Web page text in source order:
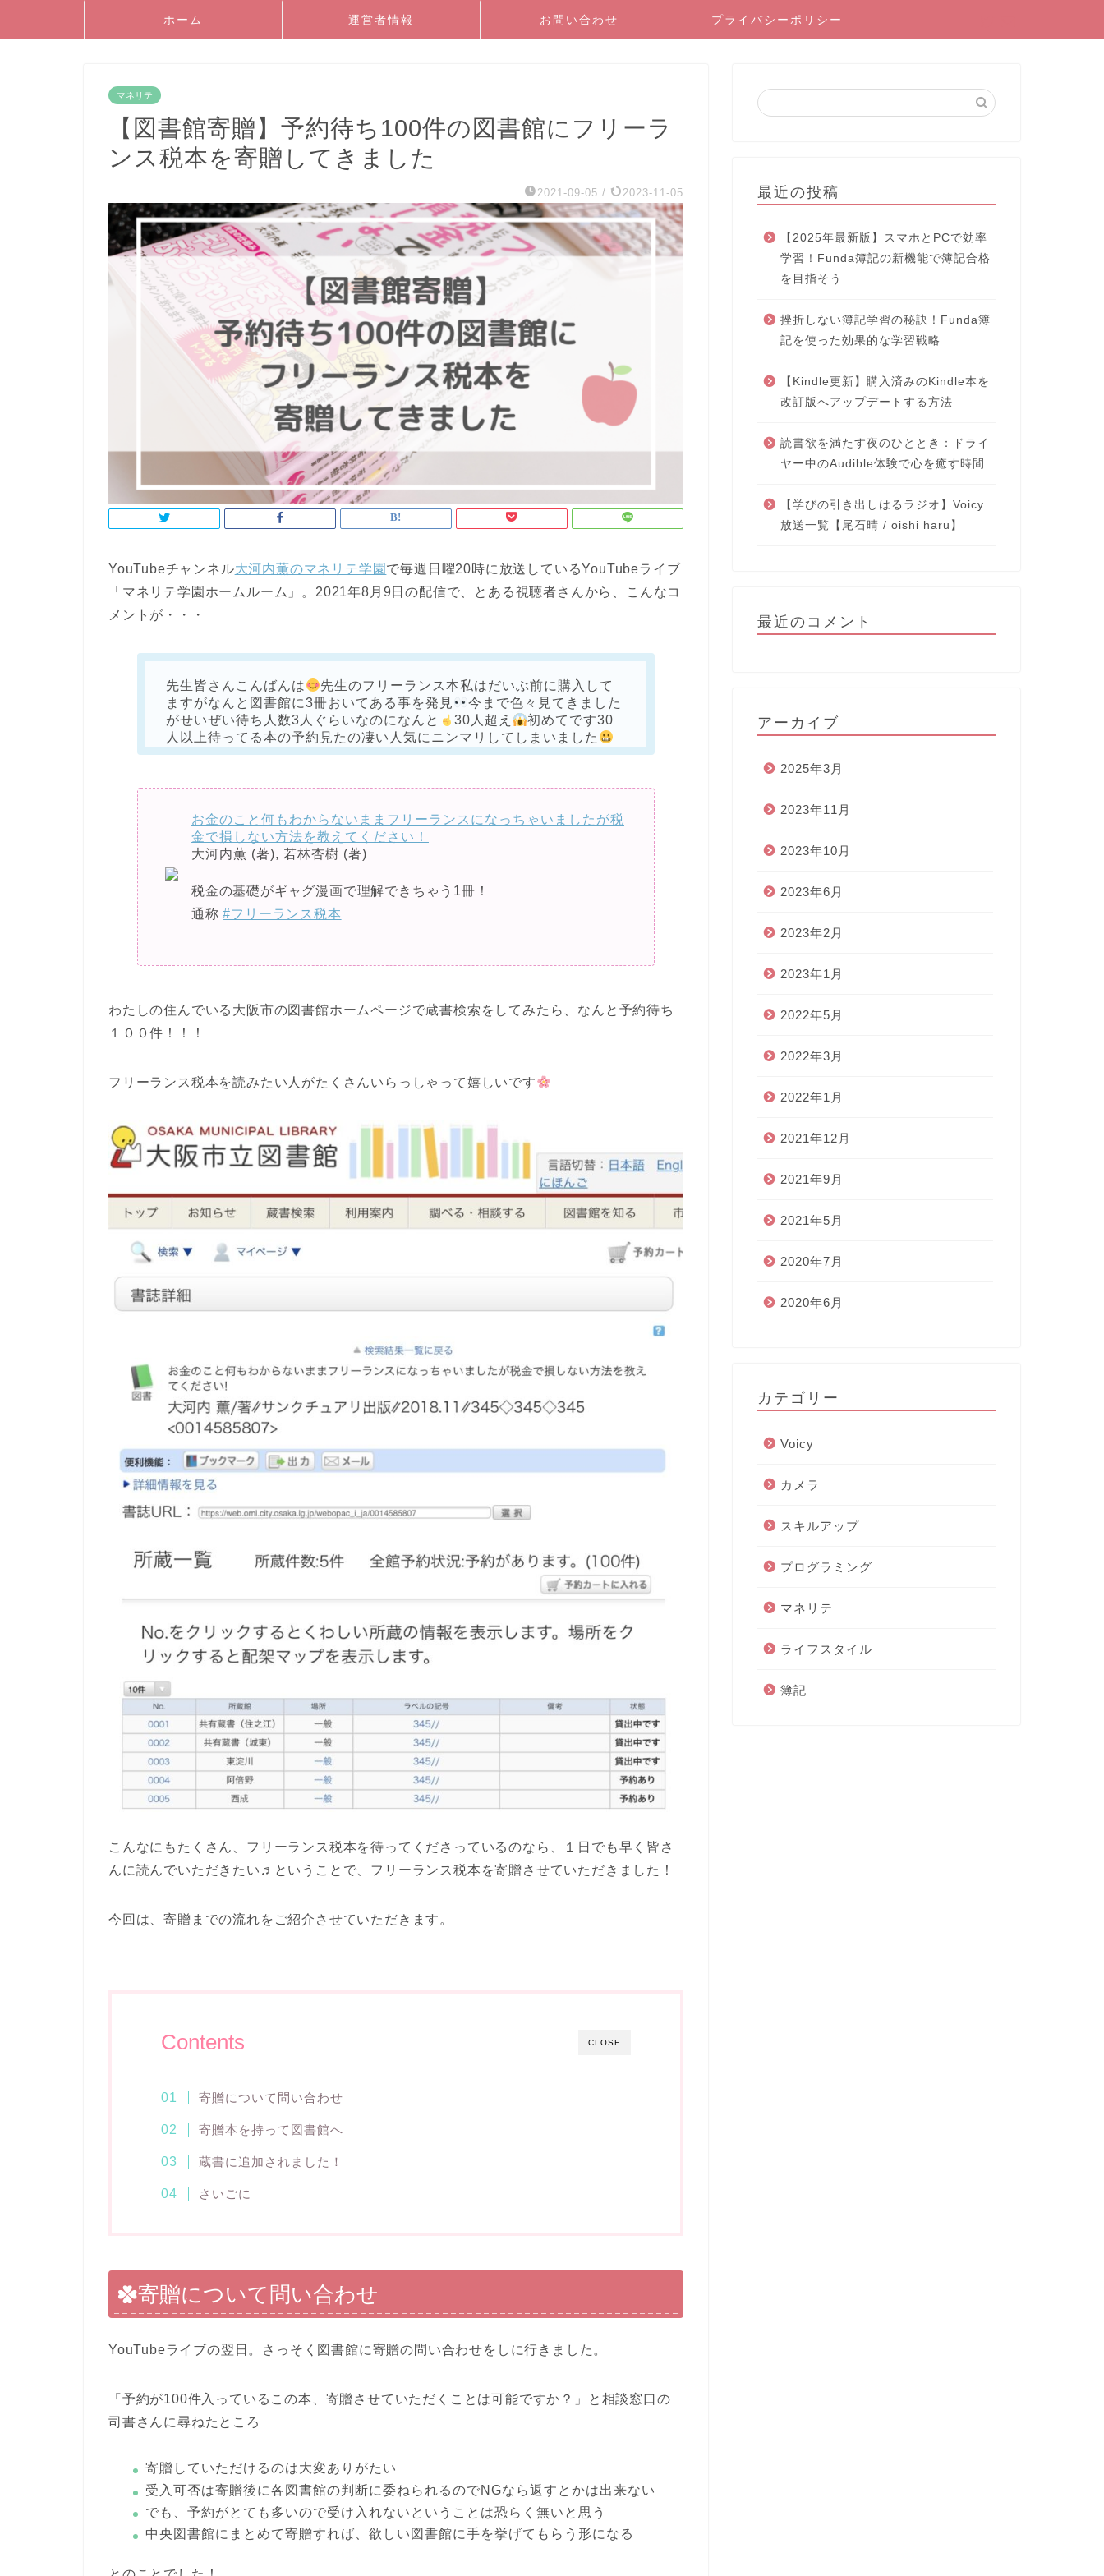
ホーム 運営者情報 お問い合わせ プライバシーポリシー
マネリテ
【図書館寄贈】予約待ち100件の図書館にフリーラ
ンス税本を寄贈してきました
2021-09-05 / 2023-11-05
YouTubeチャンネル大河内薫のマネリテ学園 で毎週日曜20時に放送しているYouTubeライブ
「マネリテ学園ホームルーム」。2021年8月9日の配信で、とある視聴者さんから、こんなコ
メントが・・・
先生皆さんこんばんは
先生のフリーランス本私はだいぶ前に購入して
ますがなんと図書館に3冊おいてある事を発見
今まで色々見てきました
がせいぜい待ち人数3人ぐらいなのになんと
30人超え
初めてです30
人以上待ってる本の予約見たの凄い人気にニンマリしてしまいました
お金のこと何もわからないままフリーランスになっちゃいましたが税
金で損しない方法を教えてください！
大河内薫 (著), 若林杏樹 (著)
税金の基礎がギャグ漫画で理解できちゃう1冊！
通称#フリーランス税本
わたしの住んでいる大阪市の図書館ホームページで蔵書検索をしてみたら、なんと予約待ち
１００件！！！
フリーランス税本を読みたい人がたくさんいらっしゃって嬉しいです
こんなにもたくさん、フリーランス税本を待ってくださっているのなら、１日でも早く皆さ
んに読んでいただきたい♬ということで、フリーランス税本を寄贈させていただきました！
今回は、寄贈までの流れをご紹介させていただきます。
CLOSE
Contents
寄贈について問い合わせ
寄贈本を持って図書館へ
蔵書に追加されました！
さいごに
寄贈について問い合わせ
YouTubeライブの翌日。さっそく図書館に寄贈の問い合わせをしに行きました。
「予約が100件入っているこの本、寄贈させていただくことは可能ですか？」と相談窓口の
司書さんに尋ねたところ
寄贈していただけるのは大変ありがたい
受入可否は寄贈後に各図書館の判断に委ねられるのでNGなら返すとかは出来ない
でも、予約がとても多いので受け入れないということは恐らく無いと思う
中央図書館にまとめて寄贈すれば、欲しい図書館に手を挙げてもらう形になる
最近の投稿
【2025年最新版】スマホとPCで効率
学習！Funda簿記の新機能で簿記合格
を目指そう
挫折しない簿記学習の秘訣！Funda簿
記を使った効果的な学習戦略
【Kindle更新】購入済みのKindle本を
改訂版へアップデートする方法
読書欲を満たす夜のひととき：ドライ
ヤー中のAudible体験で心を癒す時間
【学びの引き出しはるラジオ】Voicy
放送一覧【尾石晴 / oishi haru】
最近のコメント
アーカイブ
2025年3月
2023年11月
2023年10月
2023年6月
2023年2月
2023年1月
2022年5月
2022年3月
2022年1月
2021年12月
2021年9月
2021年5月
2020年7月
2020年6月
カテゴリー
Voicy
カメラ
スキルアップ
プログラミング
マネリテ
ライフスタイル
簿記